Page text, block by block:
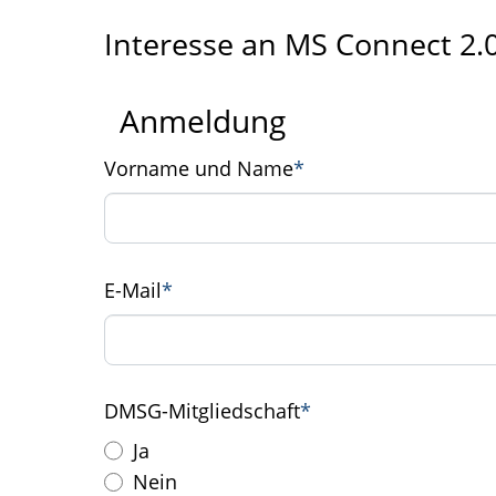
Interesse an MS Connect
Anmeldung
Vorname und Name*
E-Mail*
DMSG-Mitgliedschaft*
Ja
Nein